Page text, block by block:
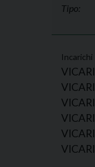
Tipo:
Incarichi